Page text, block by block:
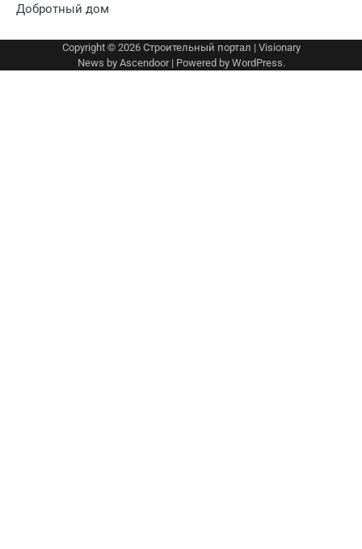
Добротный дом
Copyright © 2026 Строительный портал | Visionary
News by Ascendoor| Powered by WordPress.